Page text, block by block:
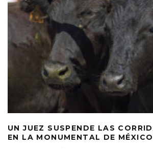
UN JUEZ SUSPENDE LAS
EN LA MONUMENTAL DE MÉXICO